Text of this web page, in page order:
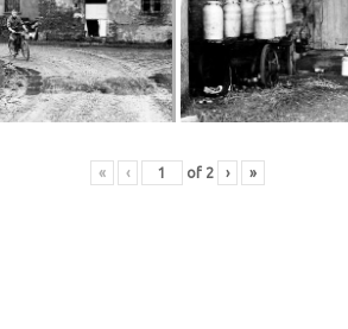
« ‹ of 2 › »